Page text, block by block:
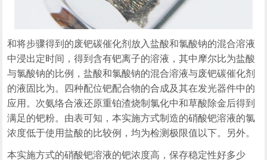
和将步骤得到的废钯碳催化剂放入盐酸和氯酸钠的混合溶液
中浸出定时间，得到含有钯离子的溶液，其中摩尔比为盐酸
与氯酸钠的比例，盐酸和氯酸钠的混合溶液与废钯碳催化剂
的液固比为。四种配位钯配合物的合成及其在发光器件中的
应用。次氨络合液还原重铂渣烧制氯化中和草酸除金后得到
满足的钯粉。由表可知，本实施方式制造的硝酸钯溶液的氯
浓度低于使用盐酸的比较例，均为检测极限值以下。另外。
本实施方式的硝酸钯溶液的钯浓度高，保存稳定性好多少